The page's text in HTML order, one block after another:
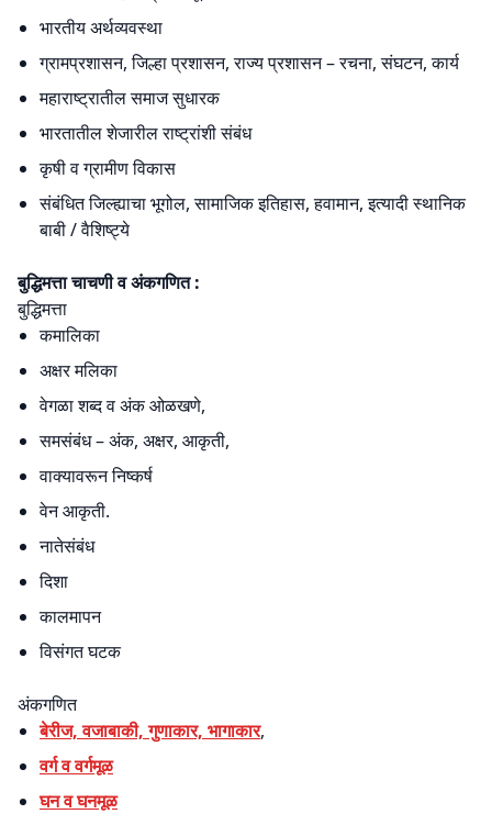
भारतीय अर्थव्यवस्था
ग्रामप्रशासन, जिल्हा प्रशासन, राज्य प्रशासन – रचना, संघटन, कार्य
महाराष्ट्रातील समाज सुधारक
भारतातील शेजारील राष्ट्रांशी संबंध
कृषी व ग्रामीण विकास
संबंधित जिल्ह्याचा भूगोल, सामाजिक इतिहास, हवामान, इत्यादी स्थानिक
बाबी / वैशिष्ट्ये
बुद्धिमत्ता चाचणी व अंकगणित :
बुद्धिमत्ता
कमालिका
अक्षर मलिका
वेगळा शब्द व अंक ओळखणे,
समसंबंध – अंक, अक्षर, आकृती,
वाक्यावरून निष्कर्ष
वेन आकृती.
नातेसंबंध
दिशा
कालमापन
विसंगत घटक
अंकगणित
बेरीज, वजाबाकी, गुणाकार, भागाकार,
वर्ग व वर्गमूळ
घन व घनमूळ